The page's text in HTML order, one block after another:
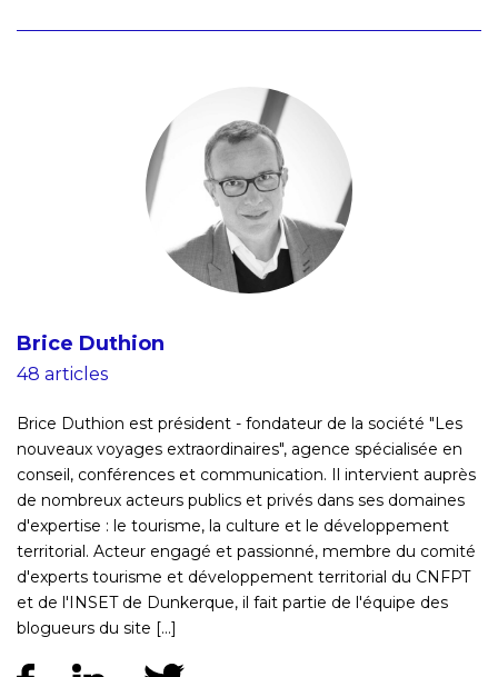
Brice Duthion
48 articles
Brice Duthion est président - fondateur de la société "Les
nouveaux voyages extraordinaires", agence spécialisée en
conseil, conférences et communication. Il intervient auprès
de nombreux acteurs publics et privés dans ses domaines
d'expertise : le tourisme, la culture et le développement
territorial. Acteur engagé et passionné, membre du comité
d'experts tourisme et développement territorial du CNFPT
et de l'INSET de Dunkerque, il fait partie de l'équipe des
blogueurs du site [...]